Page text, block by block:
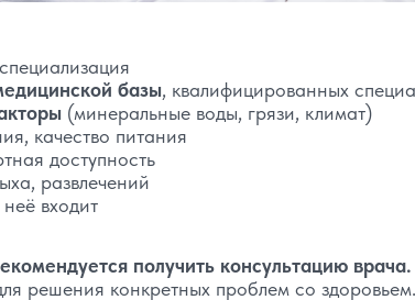
базы, квалифицированных
(минеральные воды, грязи, климат)
качество питания
доступность
развлечений
неё входит
получить консультацию врача.
решения конкретных проблем со здоровьем.